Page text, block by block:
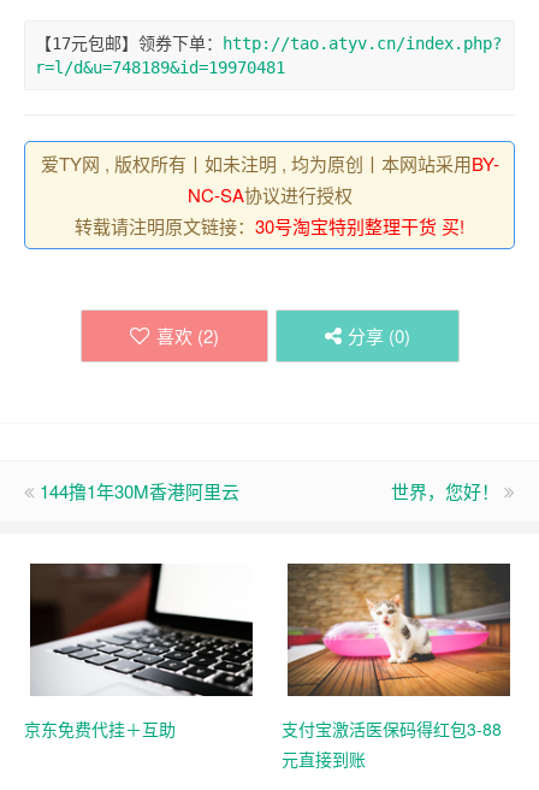
【17元包邮】领券下单：
http://tao.atyv.cn/index.php?
r=l/d&u=748189&id=19970481
爱TY网 , 版权所有丨如未注明 , 均为原创丨本网站采用BY-
NC-SA协议进行授权
转载请注明原文链接： 30号淘宝特别整理干货 买!
喜欢 (2) 分享 (0)
144撸1年30M香港阿里云 世界，您好！
京东免费代挂＋互助
支付宝激活医保码得红包3-88
元直接到账